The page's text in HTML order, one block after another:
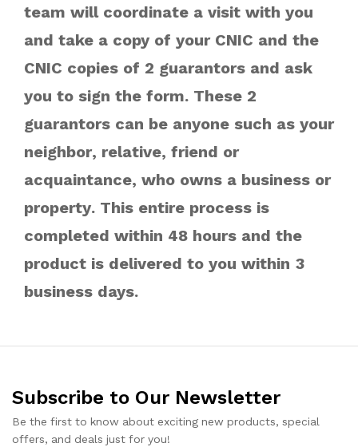
team will coordinate a visit with you
and take a copy of your CNIC and the
CNIC copies of 2 guarantors and ask
you to sign the form. These 2
guarantors can be anyone such as your
neighbor, relative, friend or
acquaintance, who owns a business or
property. This entire process is
completed within 48 hours and the
product is delivered to you within 3
business days.
Subscribe to Our Newsletter
Be the first to know about exciting new products, special
offers, and deals just for you!